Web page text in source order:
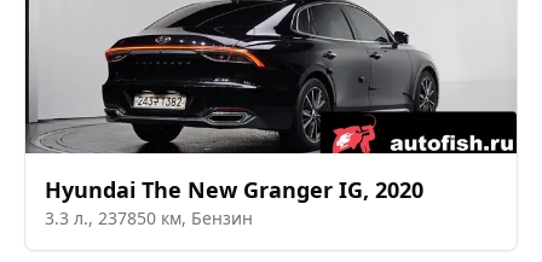
Hyundai The New Granger IG, 2020
3.3 л., 237850 км, Бензин